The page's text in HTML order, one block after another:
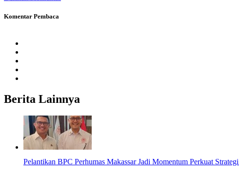
Komentar Pembaca
Berita Lainnya
Pelantikan BPC Perhumas Makassar Jadi Momentum Perkuat